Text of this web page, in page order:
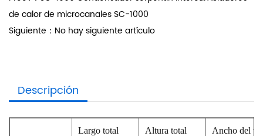
de calor de microcanales SC-1000
Siguiente：No hay siguiente artículo
Descripción
Largo total Altura total Ancho del